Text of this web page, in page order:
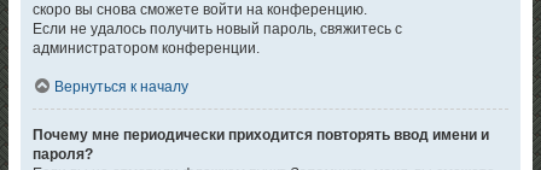
скоро вы снова сможете войти на конференцию.
Если не удалось получить новый пароль, свяжитесь с
администратором конференции.
Вернуться к началу
Почему мне периодически приходится повторять ввод имени и
пароля?